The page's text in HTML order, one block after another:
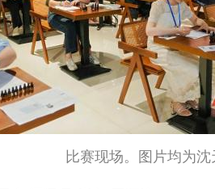
比赛现场。图片均为